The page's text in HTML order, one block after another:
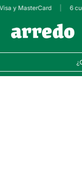
y MasterCard 6